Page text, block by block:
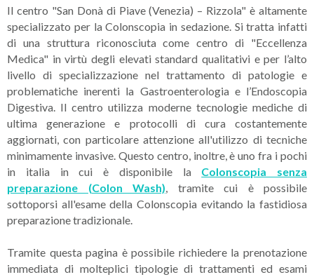
Il centro "San Donà di Piave (Venezia) – Rizzola" è altamente
specializzato per la Colonscopia in sedazione. Si tratta infatti
di una struttura riconosciuta come centro di "Eccellenza
Medica" in virtù degli elevati standard qualitativi e per l’alto
livello di specializzazione nel trattamento di patologie e
problematiche inerenti la Gastroenterologia e l’Endoscopia
Digestiva. Il centro utilizza moderne tecnologie mediche di
ultima generazione e protocolli di cura costantemente
aggiornati, con particolare attenzione all'utilizzo di tecniche
minimamente invasive. Questo centro, inoltre, è uno fra i pochi
in italia in cui è disponibile la Colonscopia senza
preparazione (Colon Wash), tramite cui è possibile
sottoporsi all'esame della Colonscopia evitando la fastidiosa
preparazione tradizionale.
Tramite questa pagina è possibile richiedere la prenotazione
immediata di molteplici tipologie di trattamenti ed esami